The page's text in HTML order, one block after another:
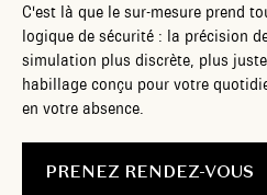
C'est là que le sur-mesure prend
logique de sécurité : la précision
simulation plus discrète, plus
habillage conçu pour votre
en votre absence.
PRENEZ RENDEZ-VOUS